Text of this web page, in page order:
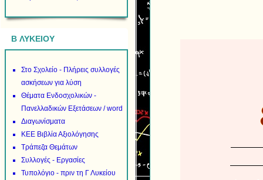
B ΛΥΚΕΙΟΥ
Στο Σχολείο - Πλήρεις συλλογές
ασκήσεων για λύση
Θέματα Ενδοσχολικών -
Πανελλαδικών Εξετάσεων / word
Διαγωνίσματα
ΚΕΕ Βιβλία Αξιολόγησης
Τράπεζα Θεμάτων
Συλλογές - Εργασίες
Τυπολόγιο - πριν τη Γ Λυκείου